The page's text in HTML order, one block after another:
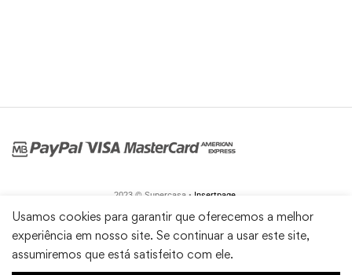
2023 © Supercasa • Insertpage
Usamos cookies para garantir que oferecemos a melhor
experiência em nosso site. Se continuar a usar este site,
assumiremos que está satisfeito com ele.